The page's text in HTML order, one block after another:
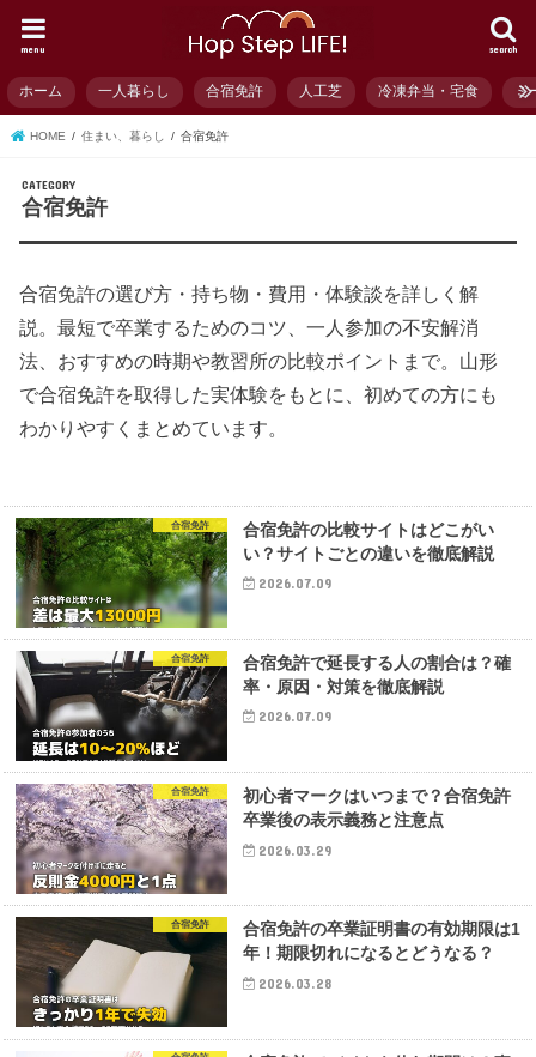
search
menu
ホーム 一人暮らし 合宿免許 人工芝 冷凍弁当・宅食 ミ
HOME 住まい、暮らし 合宿免許
合宿免許
合宿免許の選び方・持ち物・費用・体験談を詳しく解
説。最短で卒業するためのコツ、一人参加の不安解消
法、おすすめの時期や教習所の比較ポイントまで。山形
で合宿免許を取得した実体験をもとに、初めての方にも
わかりやすくまとめています。
合宿免許
合宿免許の比較サイトはどこがい
い？サイトごとの違いを徹底解説
2026.07.09
合宿免許
合宿免許で延長する人の割合は？確
率・原因・対策を徹底解説
2026.07.09
合宿免許
初心者マークはいつまで？合宿免許
卒業後の表示義務と注意点
2026.03.29
合宿免許
合宿免許の卒業証明書の有効期限は1
年！期限切れになるとどうなる？
2026.03.28